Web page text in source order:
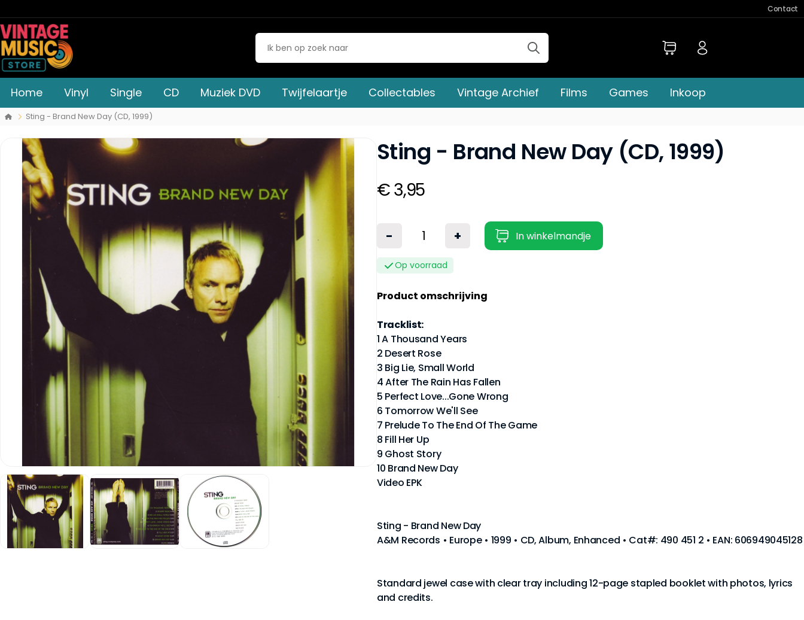
Contact
Home Vinyl Single CD Muziek DVD Twijfelaartje Collectables Vintage Archief Films Games Inkoop
Sting - Brand New Day (CD, 1999)
Sting - Brand New Day (CD, 1999)
€ 3,95
- + In winkelmandje
Op voorraad
Product omschrijving
Tracklist:
1 A Thousand Years
2 Desert Rose
3 Big Lie, Small World
4 After The Rain Has Fallen
5 Perfect Love...Gone Wrong
6 Tomorrow We'll See
7 Prelude To The End Of The Game
8 Fill Her Up
9 Ghost Story
10 Brand New Day
Video EPK
Sting - Brand New Day
A&M Records • Europe • 1999 • CD, Album, Enhanced • Cat#: 490 451 2 • EAN: 606949045128
Standard jewel case with clear tray including 12-page stapled booklet with photos, lyrics
and credits.